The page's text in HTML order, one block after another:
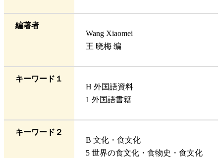
編著者
Wang Xiaomei
王 晓梅 编
キーワード１
H 外国語資料
1 外国語書籍
キーワード２
B 文化・食文化
5 世界の食文化・食物史・食文化